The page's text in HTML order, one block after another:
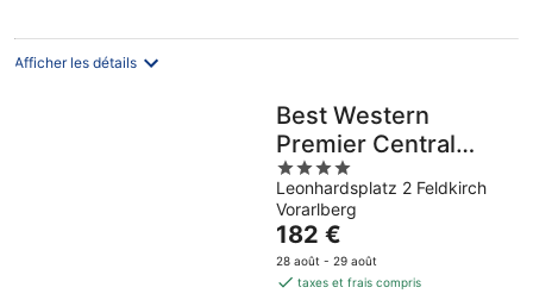
nuit
Afficher les détails
Best Western
Premier Central
Hotel Leonhard
4
out
of
5
Leonhardsplatz 2 Feldkirch
Vorarlberg
Le
prix
est
182 €
28 août - 29 août
taxes et frais compris